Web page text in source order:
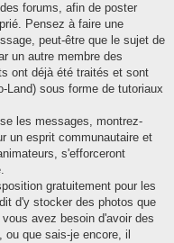
forums, afin de poster
Pensez à faire une
peut-être que le sujet de
un autre membre des
ont déjà été traités et sont
Land) sous forme de tutoriaux
les messages, montrez-
un esprit communautaire et
s'efforceront
gratuitement pour les
d'y stocker des photos que
avez besoin d'avoir des
que sais-je encore, il